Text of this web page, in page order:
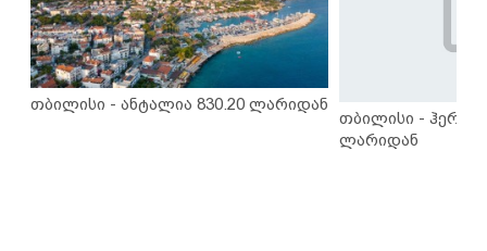
თბილისი - ანტალია 830.20 ლარიდან
თბილისი -
ლარიდან